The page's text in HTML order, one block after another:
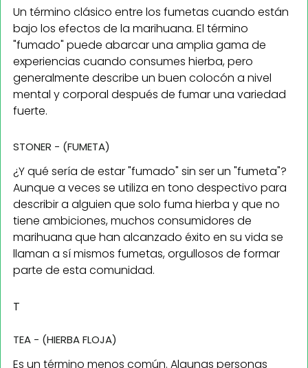
Un término clásico entre los fumetas cuando están
bajo los efectos de la marihuana. El término
"fumado" puede abarcar una amplia gama de
experiencias cuando consumes hierba, pero
generalmente describe un buen colocón a nivel
mental y corporal después de fumar una variedad
fuerte.
STONER - (FUMETA)
¿Y qué sería de estar "fumado" sin ser un "fumeta"?
Aunque a veces se utiliza en tono despectivo para
describir a alguien que solo fuma hierba y que no
tiene ambiciones, muchos consumidores de
marihuana que han alcanzado éxito en su vida se
llaman a sí mismos fumetas, orgullosos de formar
parte de esta comunidad.
T
TEA - (HIERBA FLOJA)
Es un término menos común. Algunas personas